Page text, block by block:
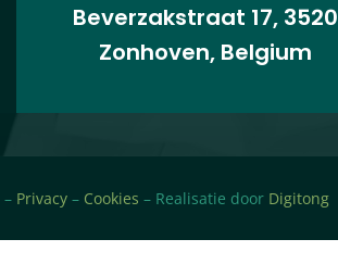
Beverzakstraat 17, 3520
Zonhoven, Belgium
– Privacy – Cookies – Realisatie door Digitong